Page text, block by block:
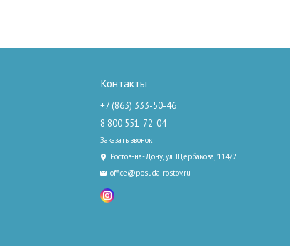
Контакты
+7 (863) 333-50-46
8 800 551-72-04
Заказать звонок
Ростов-на-Дону, ул. Щербакова, 114/2
office@posuda-rostov.ru